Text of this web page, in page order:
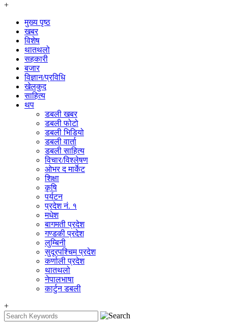
+
मुख्य पृष्ठ
खबर
विशेष
थातथलो
सहकारी
बजार
विज्ञान/प्रविधि
खेलकुद
साहित्य
थप
डबली खबर
डबली फोटो
डबली भिडियो
डबली वार्ता
डबली साहित्य
विचार/विश्‍लेषण
ओभर द मार्केट
शिक्षा
कृषि
पर्यटन
प्रदेश नं. १
मधेश
बागमती प्रदेश
गण्डकी प्रदेश
लुम्बिनी
सुदूरपश्चिम प्रदेश
कर्णाली प्रदेश
थातथलो
नेपालभाषा
कार्टुन डबली
+